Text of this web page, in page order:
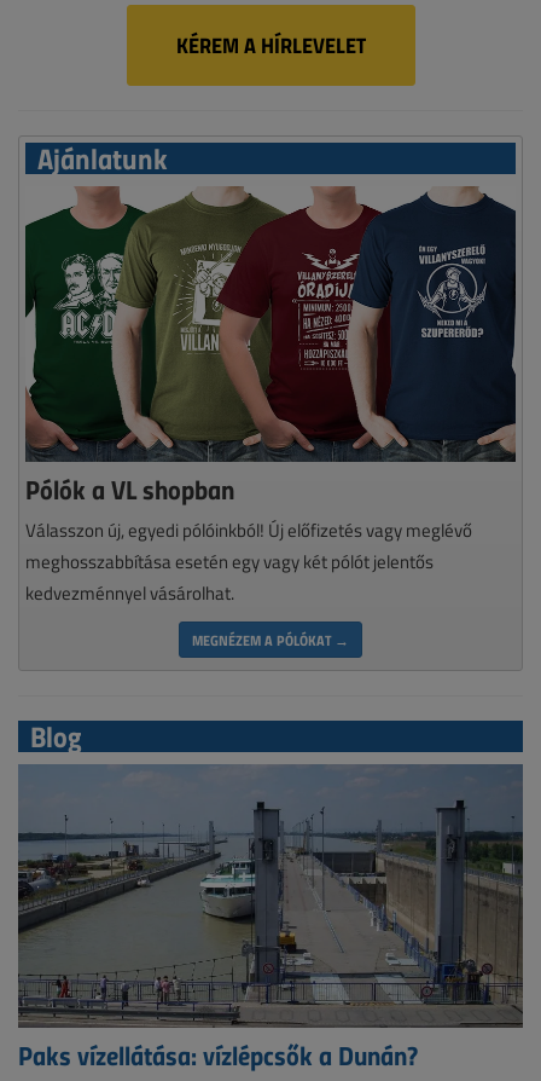
KÉREM A HÍRLEVELET
Ajánlatunk
Pólók a VL shopban
Válasszon új, egyedi pólóinkból! Új előfizetés vagy meglévő
meghosszabbítása esetén egy vagy két pólót jelentős
kedvezménnyel vásárolhat.
MEGNÉZEM A PÓLÓKAT →
Blog
Paks vízellátása: vízlépcsők a Dunán?